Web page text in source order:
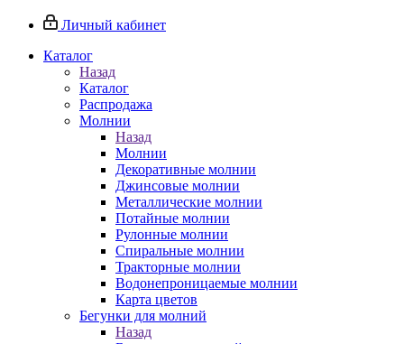
Личный кабинет
Каталог
Назад
Каталог
Распродажа
Молнии
Назад
Молнии
Декоративные молнии
Джинсовые молнии
Металлические молнии
Потайные молнии
Рулонные молнии
Спиральные молнии
Тракторные молнии
Водонепроницаемые молнии
Карта цветов
Бегунки для молний
Назад